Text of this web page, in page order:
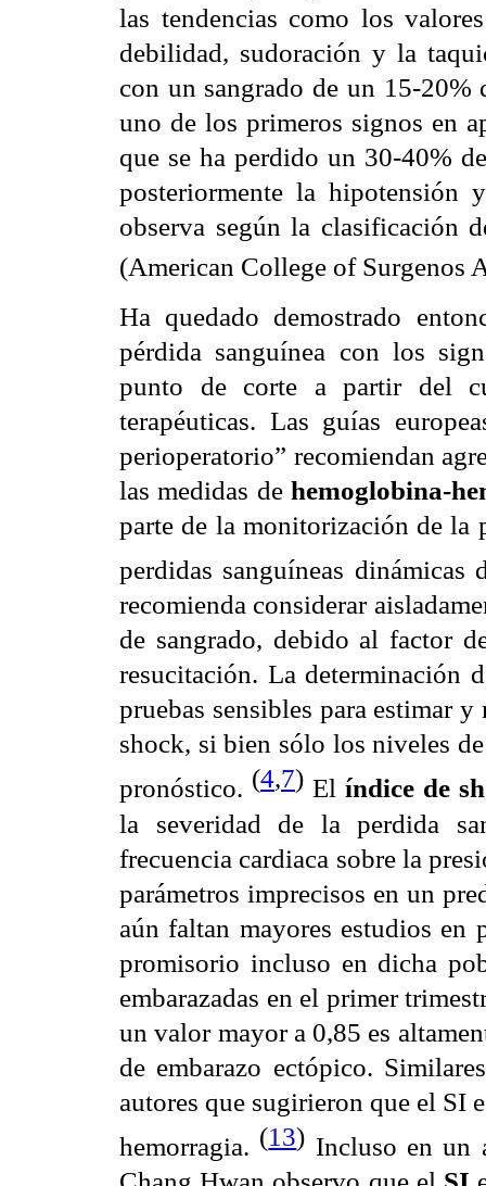
las tendencias como los
debilidad, sudoración y la
con un sangrado de un 15-20%
uno de los primeros signos en
que se ha perdido un 30-40%
posteriormente la hipotensión
observa según la clasificación
(American College of Surgenos
Ha quedado demostrado
pérdida sanguínea con los
punto de corte a partir del
terapéuticas. Las guías
perioperatorio” recomiendan
las medidas dehemoglobina-
parte de la monitorización de
perdidas sanguíneas
recomienda considerar
de sangrado, debido al factor
resucitación. La determinación
pruebas sensibles para estimar
shock, si bien sólo los niveles
pronóstico. (4,7) El índice de
la severidad de la perdida
frecuencia cardiaca sobre la
parámetros imprecisos en un
aún faltan mayores estudios en
promisorio incluso en dicha
embarazadas en el primer
un valor mayor a 0,85 es
de embarazo ectópico.
autores que sugirieron que el SI
hemorragia. (13) Incluso en un